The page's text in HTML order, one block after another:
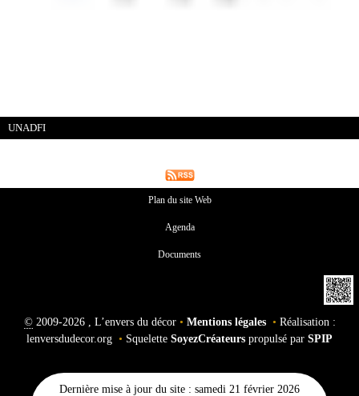
UNADFI
Plan du site Web
Agenda
Documents
©2009-2026 , L’envers du décor • Mentions légales • Réalisation :
lenversdudecor.org • Squelette SoyezCréateurs propulsé par SPIP
Dernière mise à jour du site : samedi 21 février 2026